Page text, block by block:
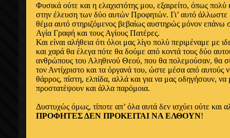
Φυσικά ούτε και η ελαχιστότης μου, εξαιρείτο, όπως
στην έλευση των δύο αυτών Προφητών. Γι’ αυτό άλλωστε
θέμα αυτό στηριζόμενος βεβαίως αυστηρώς μόνον επάνω
Αγία Γραφή και τους Αγίους Πατέρες.
Και είναι αλήθεια ότι όλοι μας λίγο πολύ περιμέναμε με
και χαρά θα έλεγα πότε θα δούμε από κοντά τους δύο
ανθρώπους του Αληθινού Θεού, που θα πολεμούσαν, θα
τον Αντίχριστο και τα όργανά του, ώστε μέσα από
θάρρος, πίστη, ελπίδα, αλλά και για να μας οδηγήσουν,
προστατέψουν και άλλα παρόμοια.
Δυστυχώς όμως, τίποτε απ’ όλα αυτά δεν ισχύει ούτε και
ΠΡΟΦΗΤΕΣ ΔΕΝ ΠΡΟΚΕΙΤΑΙ ΝΑ ΕΛΘΟΥΝ!